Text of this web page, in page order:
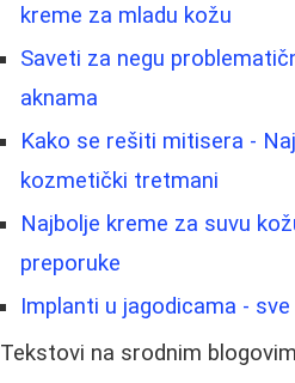
kreme za mladu kožu
Saveti za negu
aknama
Kako se rešiti mitisera -
kozmetički tretmani
Najbolje kreme za suvu
preporuke
Implanti u jagodicama -
Tekstovi na srodnim